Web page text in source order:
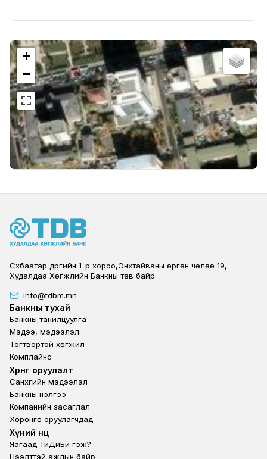
+
−
Сүхбаатар дүүргийн 1-р хороо,Энхтайваны өргөн чөлөө 19,
Худалдаа Хөгжлийн Банкны төв байр
info@tdbm.mn
Footer
Банкны тухай
Банкны танилцуулга
Мэдээ, мэдээлэл
Тогтвортой хөгжил
Комплайнс
Footer third
Хөрөнгө оруулалт
Санхүүгийн мэдээлэл
Банкны үнэлгээ
Компанийн засаглал
Хөрөнгө оруулагчдад
Footer second
Хүний нөөц
Яагаад ТиДиБи гэж?
Нээлттэй ажлын байр